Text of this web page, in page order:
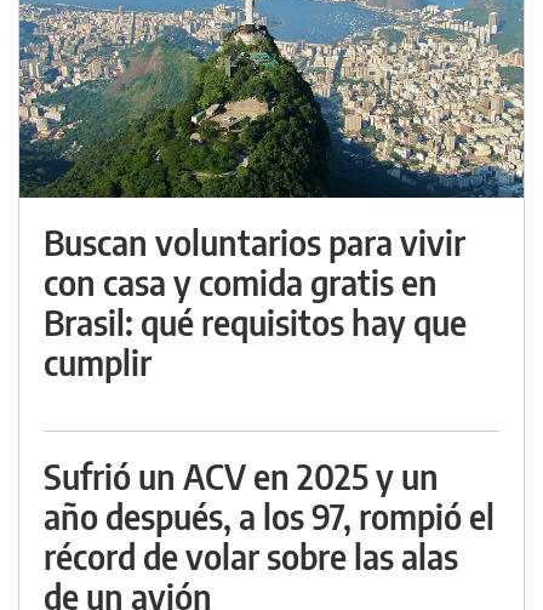
Buscan voluntarios para vivir
con casa y comida gratis en
Brasil: qué requisitos hay que
cumplir
Sufrió un ACV en 2025 y un
año después, a los 97, rompió el
récord de volar sobre las alas
de un avión